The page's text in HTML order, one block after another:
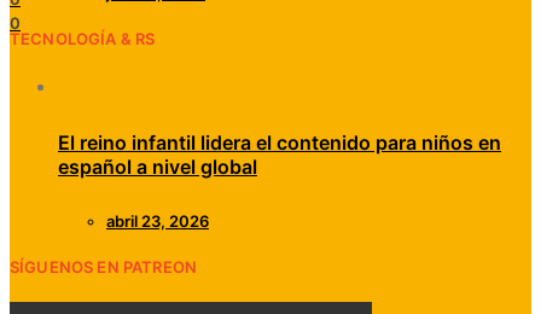
TECNOLOGÍA & RS
El reino infantil lidera el contenido para niños en
español a nivel global
abril 23, 2026
SÍGUENOS EN PATREON
0